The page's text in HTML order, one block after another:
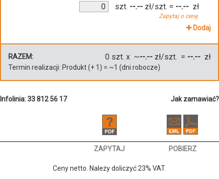
szt. --.-- zł/szt.
Zapytaj o cenę.
= --.-- zł
Dodaj
RAZEM: 0 szt. x ~--.-- zł/szt. = --.-- zł
Termin realizacji: Produkt(+ 1 ) = ~1 (dni robocze)
Infolinia: 33 812 56 17 Jak zamawiać?
ZAPYTAJ POBIERZ
Ceny netto. Należy doliczyć 23% VAT.